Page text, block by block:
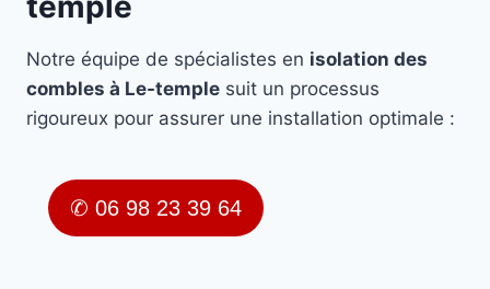
Notre équipe de spécialistes en isolation des
combles à Le-temple suit un processus
rigoureux pour assurer une installation optimale :
✆ 06 98 23 39 64